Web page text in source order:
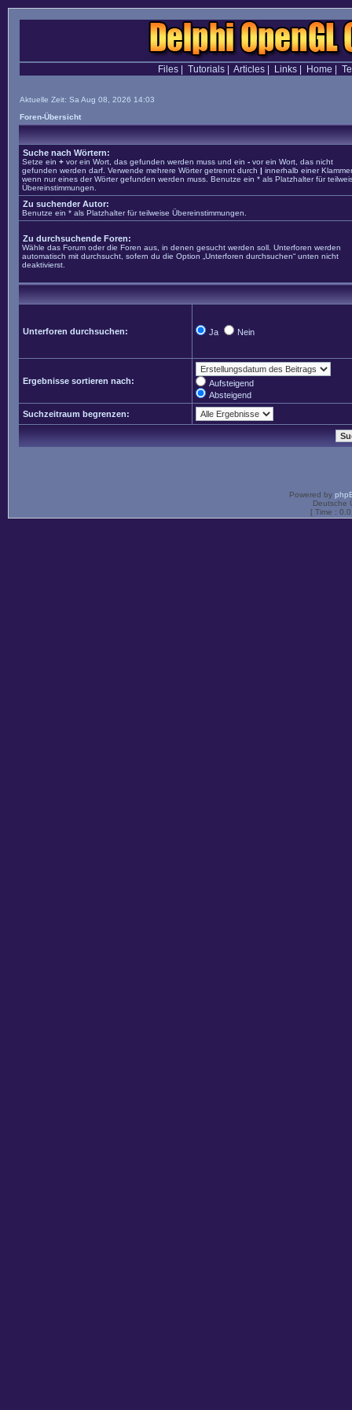
Files| Tutorials| Articles| Links| Home
Aktuelle Zeit: Sa Aug 08, 2026 14:03
Foren-Übersicht
Suche nach Wörtern:
Setze ein + vor ein Wort, das gefunden werden muss und ein - vor ein Wort, das nicht
gefunden werden darf. Verwende mehrere Wörter getrennt durch | innerhalb einer
wenn nur eines der Wörter gefunden werden muss. Benutze ein * als Platzhalter für
Übereinstimmungen.
Zu suchender Autor:
Benutze ein * als Platzhalter für teilweise Übereinstimmungen.
Zu durchsuchende Foren:
Wähle das Forum oder die Foren aus, in denen gesucht werden soll. Unterforen werden
automatisch mit durchsucht, sofern du die Option „Unterforen durchsuchen“ unten nicht
deaktivierst.
Unterforen durchsuchen: Ja Nein
Ergebnisse sortieren nach:
Aufsteigend
Absteigend
Suchzeitraum begrenzen:
Powered by
Deutsche
[ Time :